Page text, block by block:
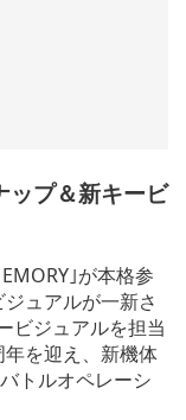
プ＆新キービ
｣が本格参
ュアルが一新さ
ビジュアルを担当
を迎え、新機体
トルオペレーシ